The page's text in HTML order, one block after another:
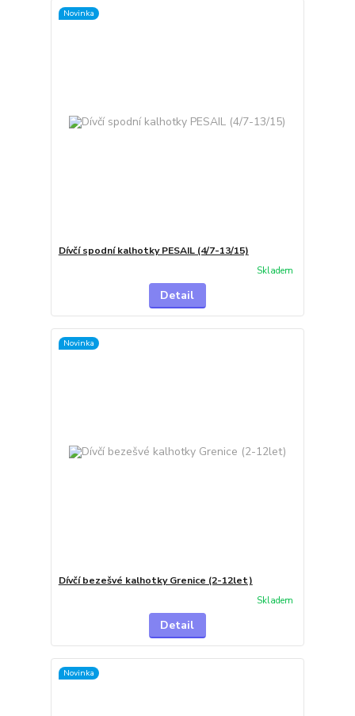
Novinka
Dívčí spodní kalhotky PESAIL (4/7-13/15)
Skladem
Detail
Novinka
Dívčí bezešvé kalhotky Grenice (2-12let)
Skladem
Detail
Novinka